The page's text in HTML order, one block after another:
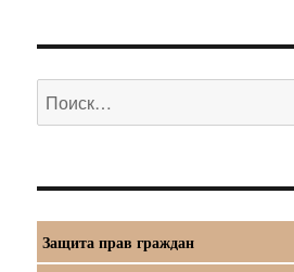
Искать:
Защита прав граждан